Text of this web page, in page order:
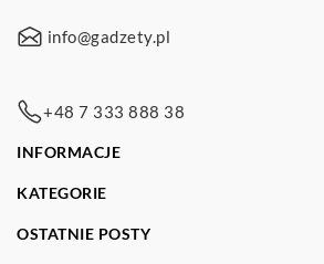
info@gadzety.pl
+48 7 333 888 38
INFORMACJE
KATEGORIE
OSTATNIE POSTY